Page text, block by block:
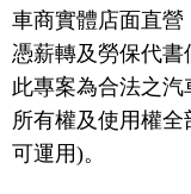
車商實體店面直營
憑薪轉及勞保代
此專案為合法之
所有權及使用權
可運用)。